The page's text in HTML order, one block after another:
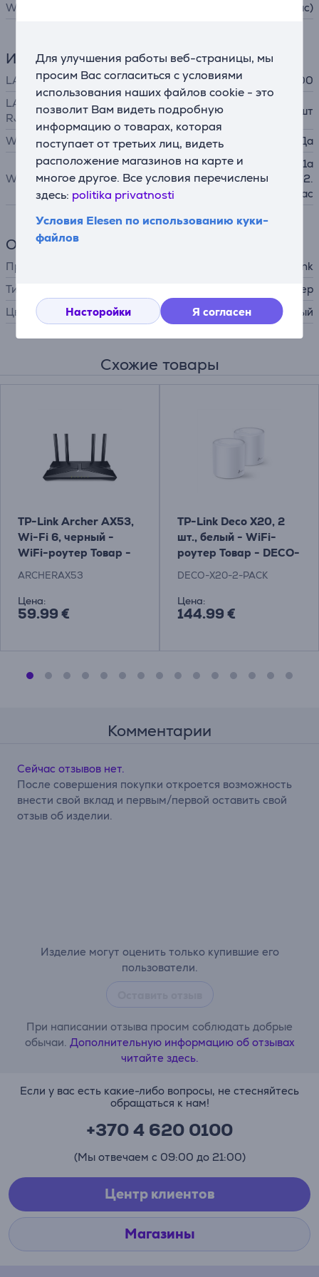
Для улучшения работы веб-страницы, мы
просим Вас согласиться с условиями
использования наших файлов cookie - это
позволит Вам видеть подробную
информацию о товарах, которая
поступает от третьих лиц, видеть
расположение магазинов на карте и
многое другое. Все условия перечислены
здесь: politika privatnosti
Условия Elesen по использованию куки-
файлов
Насторойки Я согласен
WiFi Wi-Fi 5 (ac)
Интерфейсы
LAN (RJ45)
10/100/1000
LAN (сетевой интерфейс,
RJ45)
4 шт
Wi-Fi Да
WiFi-стандарты
IEEE 802.11b, IEEE 802.11a
, IEEE 802.11g, IEEE 802.
11n, IEEE 802.11ac
Общий параметр
Производитель
TP-Link
Тип устройства
WiFi-роутер
Цвет
черный
Схожие товары
TP-Link Archer AX53,
Wi-Fi 6, черный -
WiFi-роутер Товар -
ARCHERAX53
ARCHERAX53
Цена:
59.99 €
TP-Link Deco X20, 2
шт., белый - WiFi-
роутер Товар - DECO-
X20-2-PACK
DECO-X20-2-PACK
Цена:
144.99 €
Комментарии
Изделие могут оценить только купившие его
пользователи.
При написании отзыва просим соблюдать добрые
обычаи. Дополнительную информацию об отзывах
читайте здесь.
Сейчас отзывов нет.
После совершения покупки откроется возможность
внести свой вклад и первым/первой оставить свой
отзыв об изделии.
Если у вас есть какие-либо вопросы, не стесняйтесь
обращаться к нам!
+370 4 620 0100
(Мы отвечаем с 09:00 до 21:00)
Центр клиентов
Магазины